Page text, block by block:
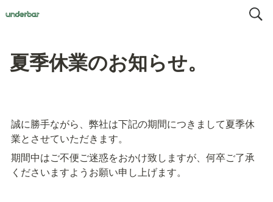
夏季休業のお知らせ。
誠に勝手ながら、弊社は下記の期間につきまして夏季休
業とさせていただきます。
期間中はご不便ご迷惑をおかけ致しますが、何卒ご了承
くださいますようお願い申し上げます。